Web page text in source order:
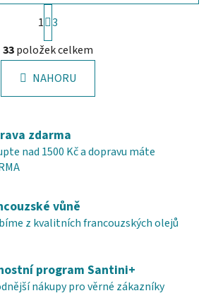
O
v
l
á
d
c
í
k
y
p
i
S
t
r
á
n
k
n
í
1 3
33položek celkem
NAHORU
zdarma
nad 1500 Kč a dopravu máte
vůně
z kvalitních francouzských olejů
program Santini+
nákupy pro věrné zákazníky